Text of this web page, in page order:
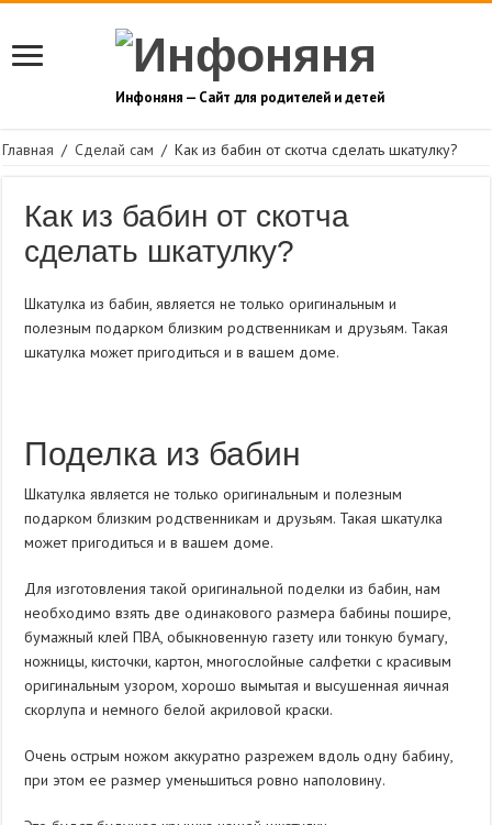
Инфоняня — Сайт для родителей и детей
Главная / Сделай сам / Как из бабин от скотча сделать шкатулку?
Как из бабин от скотча
сделать шкатулку?
Шкатулка из бабин, является не только оригинальным и
полезным подарком близким родственникам и друзьям. Такая
шкатулка может пригодиться и в вашем доме.
Поделка из бабин
Шкатулка является не только оригинальным и полезным
подарком близким родственникам и друзьям. Такая шкатулка
может пригодиться и в вашем доме.
Для изготовления такой оригинальной поделки из бабин, нам
необходимо взять две одинакового размера бабины пошире,
бумажный клей ПВА, обыкновенную газету или тонкую бумагу,
ножницы, кисточки, картон, многослойные салфетки с красивым
оригинальным узором, хорошо вымытая и высушенная яичная
скорлупа и немного белой акриловой краски.
Очень острым ножом аккуратно разрежем вдоль одну бабину,
при этом ее размер уменьшиться ровно наполовину.